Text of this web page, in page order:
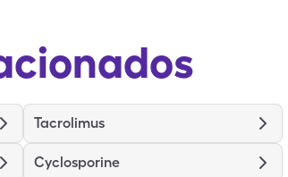
Tacrolimus
Cyclosporine